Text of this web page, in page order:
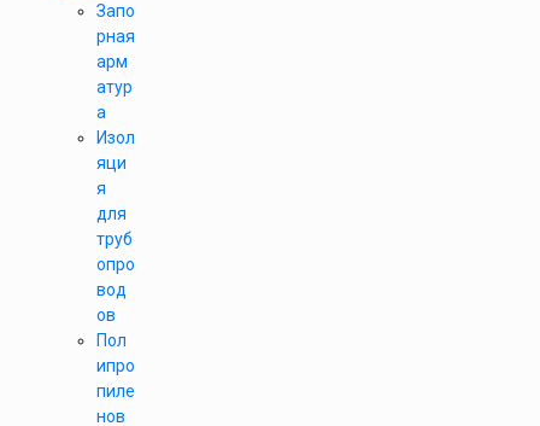
Запо
рная
арм
атур
а
Изол
яци
я
для
труб
опро
вод
ов
Пол
ипро
пиле
нов